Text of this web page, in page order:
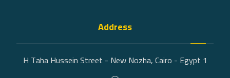
Address
1 H Taha Hussein Street - New Nozha, Cairo - Egypt